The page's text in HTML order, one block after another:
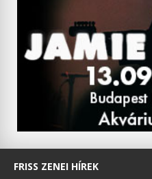
FRISS ZENEI HÍREK